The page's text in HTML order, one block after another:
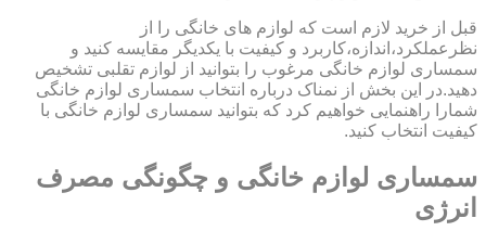
قبل از خرید لازم است که لوازم های خانگی را از
نظرعملکرد،اندازه،کاربرد و کیفیت با یکدیگر مقایسه کنید و
سمساری لوازم خانگی مرغوب را بتوانید از لوازم تقلبی تشخیص
دهید.در این بخش از نمناک درباره انتخاب سمساری لوازم خانگی
شمارا راهنمایی خواهیم کرد که بتوانید سمساری لوازم خانگی با
کیفیت انتخاب کنید.
سمساری لوازم خانگی و چگونگی مصرف
انرژی